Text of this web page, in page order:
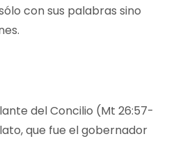
con sus palabras sino
acciones.
del Concilio (Mt 26:57-
que fue el gobernador